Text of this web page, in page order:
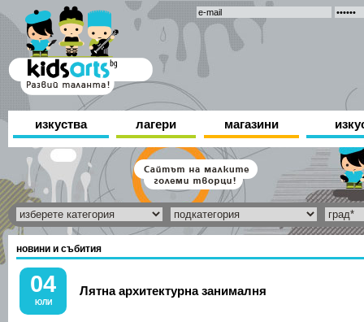
изкуства лагери магазини
новини и събития
04
ЮЛИ
Лятна архитектурна занималня